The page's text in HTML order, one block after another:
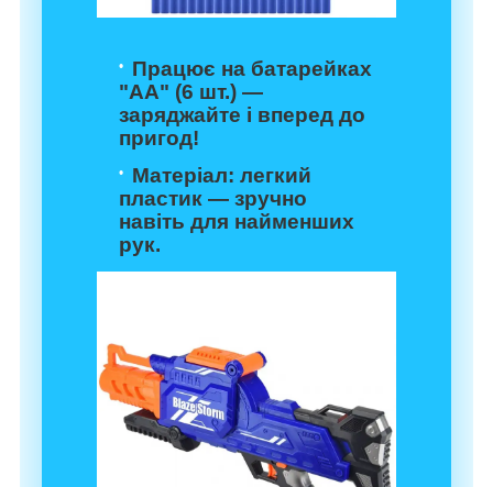
Працює на батарейках
"АА" (6 шт.) —
заряджайте і вперед до
пригод!
Матеріал: легкий
пластик — зручно
навіть для найменших
рук.